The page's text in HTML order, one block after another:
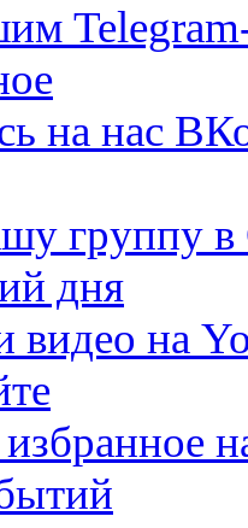
на нас
группу в
дня
видео на
избранное